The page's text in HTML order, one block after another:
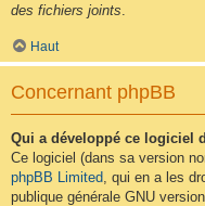
des fichiers joints
Haut
Concernant phpBB
Qui a développé ce logiciel
Ce logiciel (dans sa version
phpBB Limited, qui en a les
publique générale GNU